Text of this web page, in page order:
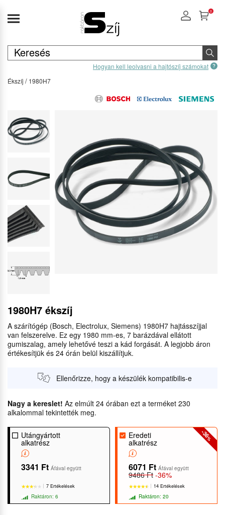
Hogyan kell leolvasni a hajtószíj számokat
0
Ékszíj 1980H7
1980H7 ékszíj
A szárítógép (Bosch, Electrolux, Siemens) 1980H7 hajtásszíjjal
van felszerelve. Ez egy 1980 mm-es, 7 barázdával ellátott
gumiszalag, amely lehetővé teszi a kád forgását. A legjobb áron
értékesítjük és 24 órán belül kiszállítjuk.
Ellenőrizze, hogy a készülék kompatibilis-e
Nagy a kereslet! Az elmúlt 24 órában ezt a terméket 230
alkalommal tekintették meg.
Utángyártott
alkatrész
3341 Ft Áfával együtt
7 Ertékelések
Raktáron: 6
-36
%
Eredeti
alkatrész
6071 Ft Áfával együtt
9486 Ft -36%
14 Ertékelések
Raktáron: 20